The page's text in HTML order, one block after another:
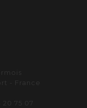
- France
75 07